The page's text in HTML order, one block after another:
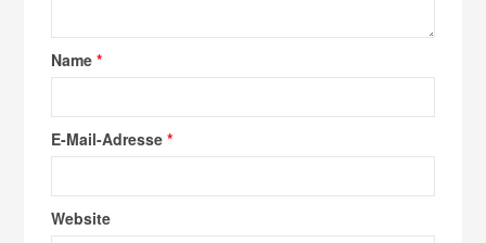
Name*
E-Mail-Adresse*
Website